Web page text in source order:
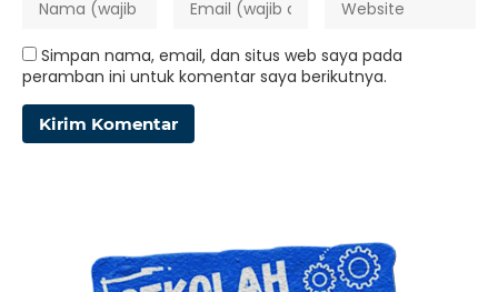
Simpan nama, email, dan situs web saya pada
peramban ini untuk komentar saya berikutnya.